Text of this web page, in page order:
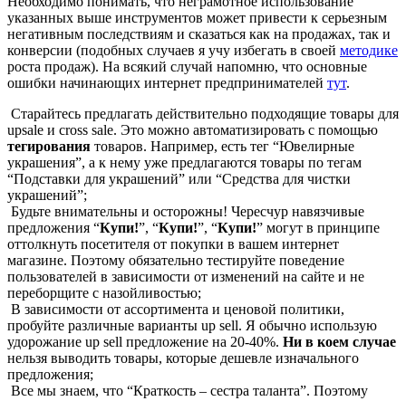
указанных выше инструментов может привести к серьезным
негативным последствиям и сказаться как на продажах, так и
конверсии (подобных случаев я учу избегать в своей методике
роста продаж). На всякий случай напомню, что основные
ошибки начинающих интернет предпринимателей тут.
Старайтесь предлагать действительно подходящие товары для
upsale и cross sale. Это можно автоматизировать с помощью
тегирования товаров. Например, есть тег “Ювелирные
украшения”, а к нему уже предлагаются товары по тегам
“Подставки для украшений” или “Средства для чистки
украшений”;
Будьте внимательны и осторожны! Чересчур навязчивые
предложения “Купи!”, “Купи!”, “Купи!” могут в принципе
оттолкнуть посетителя от покупки в вашем интернет
магазине. Поэтому обязательно тестируйте поведение
пользователей в зависимости от изменений на сайте и не
переборщите с назойливостью;
В зависимости от ассортимента и ценовой политики,
пробуйте различные варианты up sell. Я обычно использую
удорожание up sell предложение на 20-40%. Ни в коем случае
нельзя выводить товары, которые дешевле изначального
предложения;
Все мы знаем, что “Краткость – сестра таланта”. Поэтому